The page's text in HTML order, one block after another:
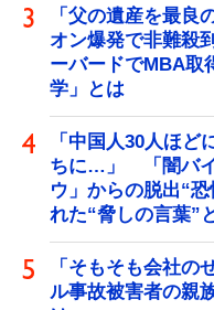
「父の遺産を最
オン爆発で非難殺
ーバードでMBA
学」とは
「中国人30人ほ
ちに…」 「闇バイ
ウ」からの脱出“
れた“脅しの言葉”
「そもそも会社
ル事故被害者の親